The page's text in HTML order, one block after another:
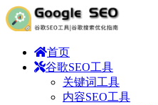
首页
谷歌SEO工具
关键词工具
内容SEO工具